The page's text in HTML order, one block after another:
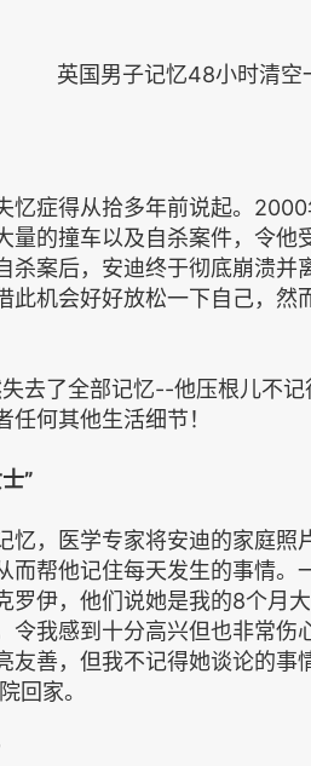
英国男子记忆48小时清空
忆症得从拾多年前说起。
量的撞车以及自杀案件，令
杀案后，安迪终于彻底崩溃并
此机会好好放松一下自己，
去了全部记忆--他压根儿不
任何其他生活细节！
”
忆，医学专家将安迪的家庭
而帮他记住每天发生的事情。
罗伊，他们说她是我的8个月
令我感到十分高兴但也非常伤
友善，但我不记得她谈论的事
回家。